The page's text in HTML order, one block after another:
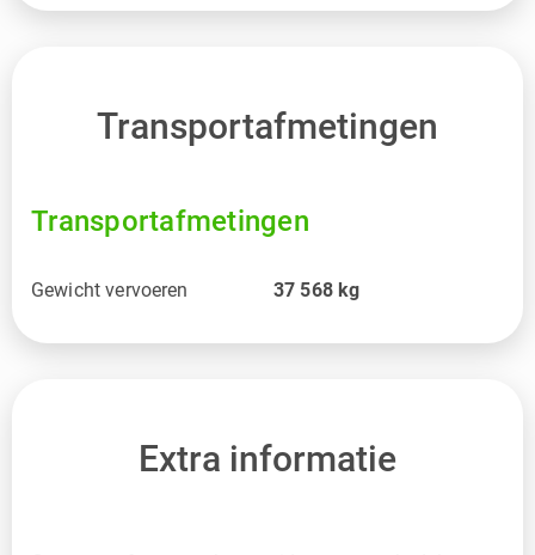
Transportafmetingen
Transportafmetingen
Gewicht vervoeren 37 568 kg
Extra informatie